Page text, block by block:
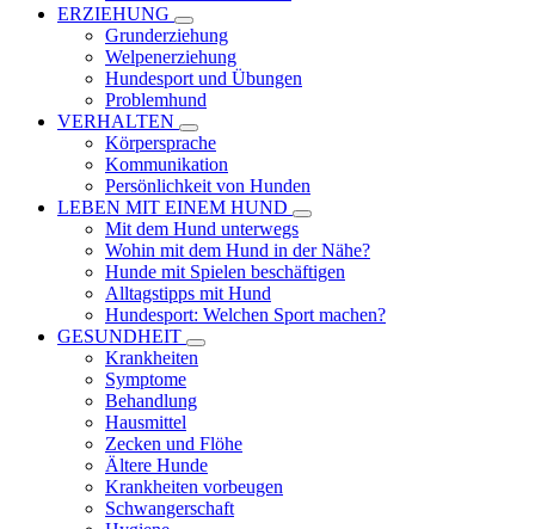
ERZIEHUNG
Grunderziehung
Welpenerziehung
Hundesport und Übungen
Problemhund
VERHALTEN
Körpersprache
Kommunikation
Persönlichkeit von Hunden
LEBEN MIT EINEM HUND
Mit dem Hund unterwegs
Wohin mit dem Hund in der Nähe?
Hunde mit Spielen beschäftigen
Alltagstipps mit Hund
Hundesport: Welchen Sport machen?
GESUNDHEIT
Krankheiten
Symptome
Behandlung
Hausmittel
Zecken und Flöhe
Ältere Hunde
Krankheiten vorbeugen
Schwangerschaft